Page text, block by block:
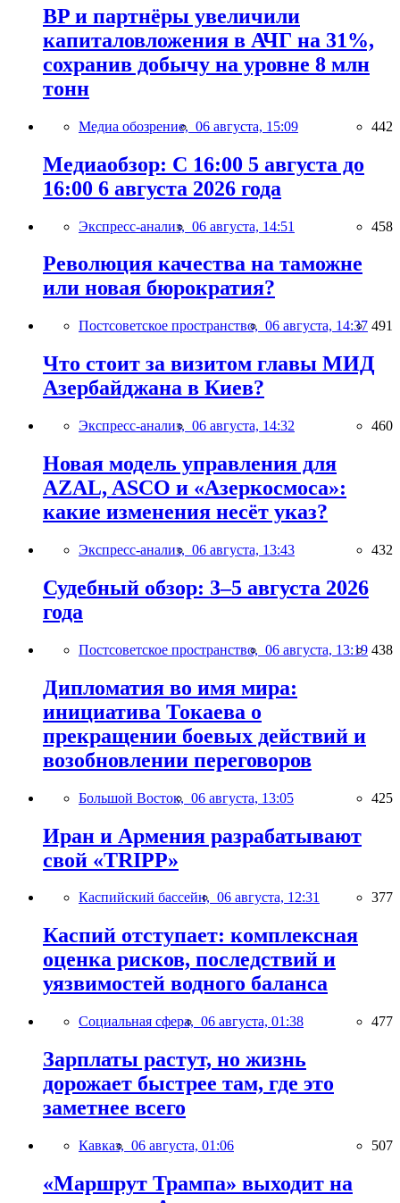
BP и партнёры увеличили
капиталовложения в АЧГ на 31%,
сохранив добычу на уровне 8 млн
тонн
Медиа обозрение, 06 августа, 15:09 442
Медиаобзор: С 16:00 5 августа до
16:00 6 августа 2026 года
Экспресс-анализ, 06 августа, 14:51 458
Революция качества на таможне
или новая бюрократия?
Постсоветское пространство, 06 августа, 14:37 491
Что стоит за визитом главы МИД
Азербайджана в Киев?
Экспресс-анализ, 06 августа, 14:32 460
Новая модель управления для
AZAL, ASCO и «Азеркосмоса»:
какие изменения несёт указ?
Экспресс-анализ, 06 августа, 13:43 432
Судебный обзор: 3–5 августа 2026
года
Постсоветское пространство, 06 августа, 13:19 438
Дипломатия во имя мира:
инициатива Токаева о
прекращении боевых действий и
возобновлении переговоров
Большой Восток, 06 августа, 13:05 425
Иран и Армения разрабатывают
свой «TRIPP»
Каспийский бассейн, 06 августа, 12:31 377
Каспий отступает: комплексная
оценка рисков, последствий и
уязвимостей водного баланса
Социальная сфера, 06 августа, 01:38 477
Зарплаты растут, но жизнь
дорожает быстрее там, где это
заметнее всего
Кавказ, 06 августа, 01:06 507
«Маршрут Трампа» выходит на